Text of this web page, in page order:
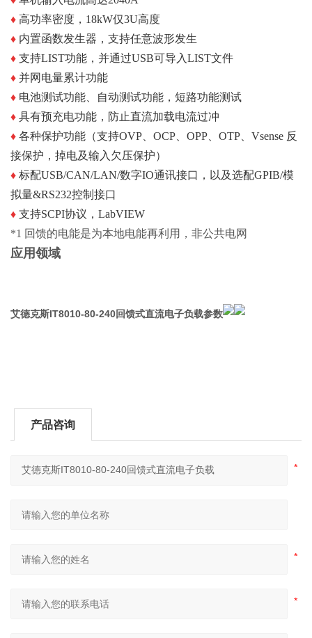
♦ 高功率密度，18kW仅3U高度
♦ 内置函数发生器，支持任意波形发生
♦ 支持LIST功能，并通过USB可导入LIST文件
♦ 并网电量累计功能
♦ 电池测试功能、自动测试功能，短路功能测试
♦具有预充电功能，防止直流加载电流过冲
♦各种保护功能（支持OVP、OCP、OPP、OTP、Vsense 反
接保护，掉电及输入欠压保护）
♦标配USB/CAN/LAN/数字IO通讯接口，以及选配GPIB/模
拟量&RS232控制接口
♦支持SCPI协议，LabVIEW
*1 回馈的电能是为本地电能再利用，非公共电网
应用领域
艾德克斯IT8010-80-240回馈式直流电子负载参数
产品咨询